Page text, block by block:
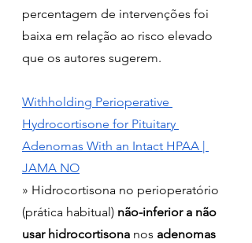
percentagem de intervenções foi
baixa em relação ao risco elevado
que os autores sugerem.
Withholding Perioperative
Hydrocortisone for Pituitary
Adenomas With an Intact HPAA |
JAMA NO
» Hidrocortisona no perioperatório
(prática habitual) não-inferior a não
usar hidrocortisona nos adenomas